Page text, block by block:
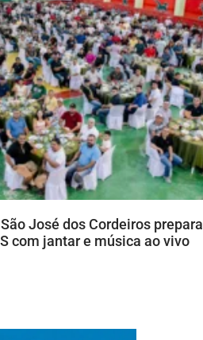
José dos Cordeiros prepara
com jantar e música ao vivo